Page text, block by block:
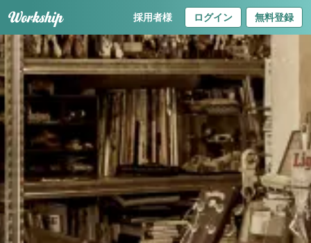
採用者様 ログイン 無料登録